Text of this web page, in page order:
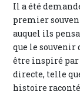
Il a été
premier
auquel ils
que le souvenir
être inspiré par
directe, telle
histoire